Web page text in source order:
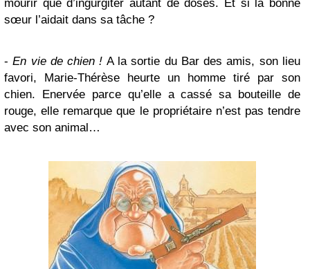
mourir que d’ingurgiter autant de doses. Et si la bonne
sœur l’aidait dans sa tâche ?
-En vie de chien ! A la sortie du Bar des amis, son lieu
favori, Marie-Thérèse heurte un homme tiré par son
chien. Enervée parce qu’elle a cassé sa bouteille de
rouge, elle remarque que le propriétaire n’est pas tendre
avec son animal…